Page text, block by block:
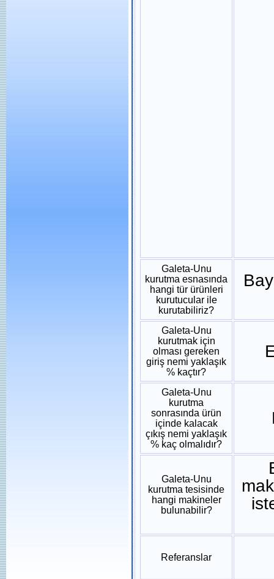
Galeta-Unu
kurutma esnasında
hangi tür ürünleri
kurutucular ile
kurutabiliriz?
Galeta-Unu
kurutmak için
olması gereken
giriş nemi yaklaşık
% kaçtır?
Galeta-Unu
kurutma
sonrasında ürün
içinde kalacak
çıkış nemi yaklaşık
% kaç olmalıdır?
Galeta-Unu
kurutma tesisinde
hangi makineler
bulunabilir?
Referanslar